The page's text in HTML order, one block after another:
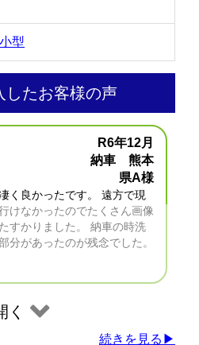
小型
したお客様の声
R6年12月
納車 熊本
県A様
く良かったです。 遠方で現
けなかったのでたくさん画像
すかりました。 納車の時洗
分があったのが残念でした。
く
続きを見る▶